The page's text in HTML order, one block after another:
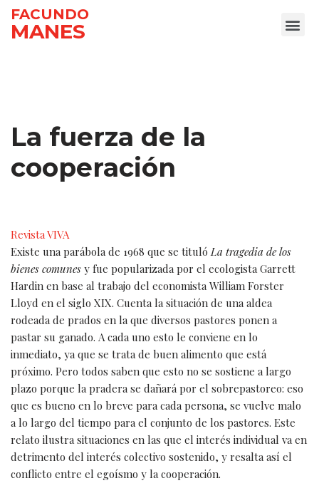
Ir
FACUNDO
MANES
La fuerza de la
cooperación
Revista VIVA
Existe una parábola de 1968 que se titulóLa tragedia de los
bienes comunes y fue popularizada por el ecologista Garrett
Hardin en base al trabajo del economista William Forster
Lloyd en el siglo XIX. Cuenta la situación de una aldea
rodeada de prados en la que diversos pastores ponen a
pastar su ganado. A cada uno esto le conviene en lo
inmediato, ya que se trata de buen alimento que está
próximo. Pero todos saben que esto no se sostiene a largo
plazo porque la pradera se dañará por el sobrepastoreo: eso
que es bueno en lo breve para cada persona, se vuelve malo
a lo largo del tiempo para el conjunto de los pastores. Este
relato ilustra situaciones en las que el interés individual va en
detrimento del interés colectivo sostenido, y resalta así el
conflicto entre el egoísmo y la cooperación.